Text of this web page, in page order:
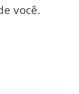
você.